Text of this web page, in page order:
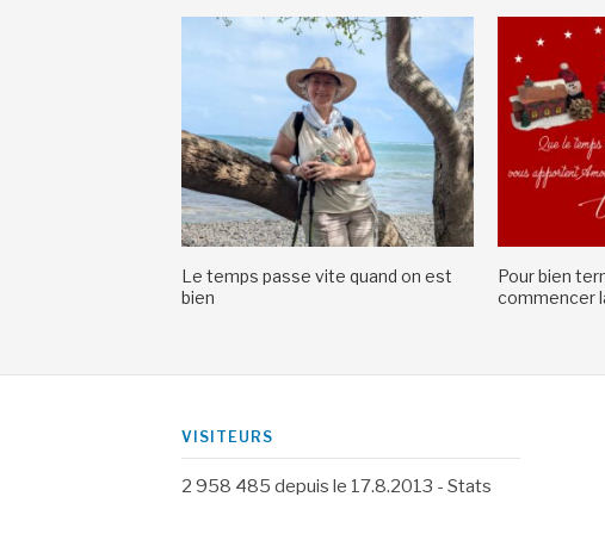
Le temps passe vite quand on est
bien
Pour bien
commencer
VISITEURS
2 958 485 depuis le 17.8.2013 - Stats